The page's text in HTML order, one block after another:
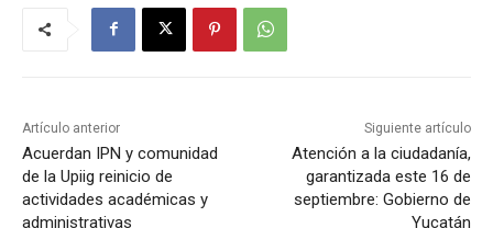
Artículo anterior
Acuerdan IPN y comunidad
de la Upiig reinicio de
actividades académicas y
administrativas
Siguiente artículo
Atención a la ciudadanía,
garantizada este 16 de
septiembre: Gobierno de
Yucatán